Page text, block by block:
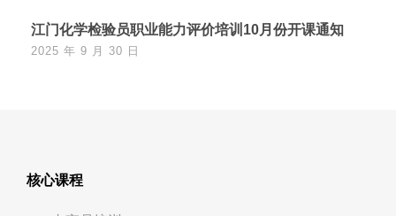
江门化学检验员职业能力评价培训10月份开课通知
2025 年 9 月 30 日
核心课程